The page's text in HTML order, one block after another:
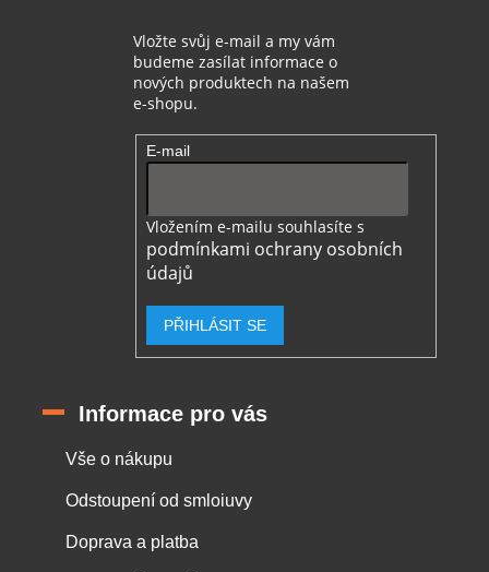
Vložte svůj e-mail a my vám
budeme zasílat informace o
nových produktech na našem
e-shopu.
E-mail
Vložením e-mailu souhlasíte s
podmínkami ochrany osobních
údajů
PŘIHLÁSIT SE
Informace pro vás
Vše o nákupu
Odstoupení od smloiuvy
Doprava a platba